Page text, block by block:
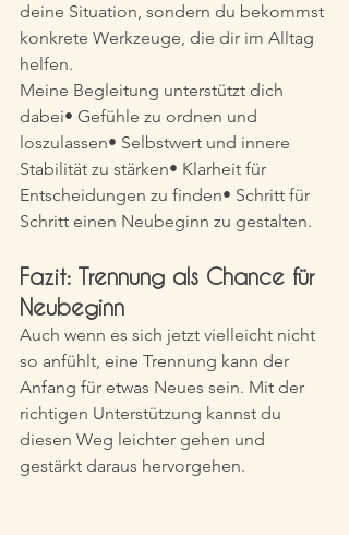
deine Situation, sondern du bekommst
konkrete Werkzeuge, die dir im Alltag
helfen.
Meine Begleitung unterstützt dich
dabei• Gefühle zu ordnen und
loszulassen• Selbstwert und innere
Stabilität zu stärken• Klarheit für
Entscheidungen zu finden• Schritt für
Schritt einen Neubeginn zu gestalten.
Fazit: Trennung als Chance für
Neubeginn
Auch wenn es sich jetzt vielleicht nicht
so anfühlt, eine Trennung kann der
Anfang für etwas Neues sein. Mit der
richtigen Unterstützung kannst du
diesen Weg leichter gehen und
gestärkt daraus hervorgehen.